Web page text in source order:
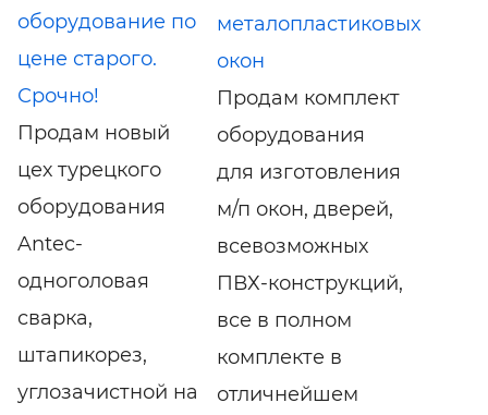
оборудование по
цене старого.
Срочно!
Продам новый
цех турецкого
оборудования
Antec-
одноголовая
сварка,
штапикорез,
углозачистной на
металопластиковых
окон
Продам комплект
оборудования
для изготовления
м/п окон, дверей,
всевозможных
ПВХ-конструкций,
все в полном
комплекте в
отличнейшем